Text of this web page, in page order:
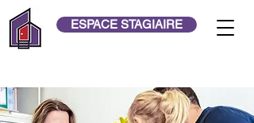
ESPACE STAGIAIRE